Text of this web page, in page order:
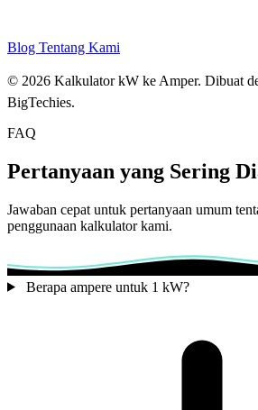
Blog Tentang Kami
© 2026 Kalkulator kW ke Amper. Dibuat
BigTechies.
FAQ
Pertanyaan yang Sering
Jawaban cepat untuk pertanyaan umum
penggunaan kalkulator kami.
Berapa ampere untuk 1 kW?